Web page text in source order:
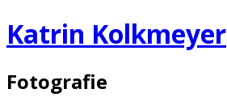
Katrin Kolkmeyer
Fotografie